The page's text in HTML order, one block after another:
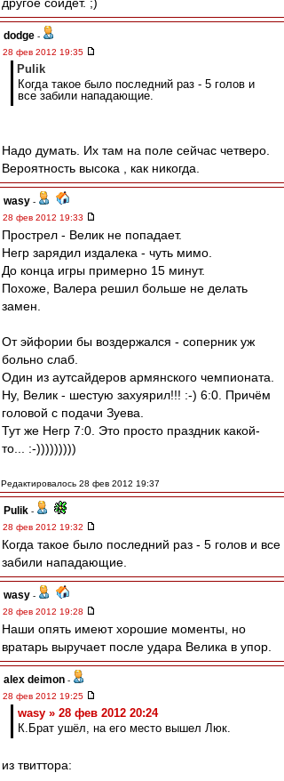
dodge -
28 фев 2012 19:35
Pulik
Когда такое было последний раз - 5 голов и
все забили нападающие.
Надо думать. Их там на поле сейчас четверо.
Вероятность высока , как никогда.
wasy -
28 фев 2012 19:33
Прострел - Велик не попадает.
Негр зарядил издалека - чуть мимо.
До конца игры примерно 15 минут.
Похоже, Валера решил больше не делать
замен.
От эйфории бы воздержался - соперник уж
больно слаб.
Один из аутсайдеров армянского чемпионата.
Ну, Велик - шестую захуярил!!! :-) 6:0. Причём
головой с подачи Зуева.
Тут же Негр 7:0. Это просто праздник какой-
то... :-)))))))))
Редактировалось 28 фев 2012 19:37
Pulik -
28 фев 2012 19:32
Когда такое было последний раз - 5 голов и все
забили нападающие.
wasy -
28 фев 2012 19:28
Наши опять имеют хорошие моменты, но
вратарь выручает после удара Велика в упор.
alex deimon -
28 фев 2012 19:25
wasy » 28 фев 2012 20:24
К.Брат ушёл, на его место вышел Люк.
из твиттора: